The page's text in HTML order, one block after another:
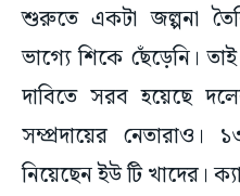
শুরুতে একটা জল্পনা
ভাগ্যে শিকে ছেঁড়েনি।
দাবিতে সরব হয়েছে
সম্প্রদায়ের
নিয়েছেন ইউ টি খাদের।